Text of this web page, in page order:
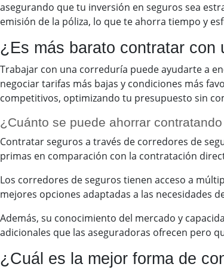
asegurando que tu inversión en seguros sea
emisión de la póliza, lo que te ahorra tiempo y
¿Es más barato contratar con
Trabajar con una correduría puede ayudarte a
negociar tarifas más bajas y condiciones más
competitivos, optimizando tu presupuesto sin
¿Cuánto se puede ahorrar
Contratar seguros a través de corredores de
primas en comparación con la contratación
Los corredores de seguros tienen acceso a
mejores opciones adaptadas a las necesidades
Además, su conocimiento del mercado y
adicionales que las aseguradoras ofrecen pero
¿Cuál es la mejor forma de